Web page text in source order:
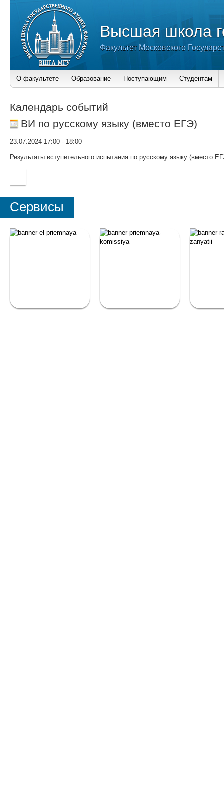
Высшая школа
Факультет Московского
О факультете Образование Поступающим Студентам
Календарь событий
ВИ по русскому языку (вместо ЕГЭ)
23.07.2024 17:00 - 18:00
Результаты вступительного испытания по русскому языку (вместо
Сервисы